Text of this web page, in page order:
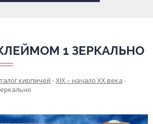
1 ЗЕРКАЛЬНО
кирпичей -XIX – начало XX века -